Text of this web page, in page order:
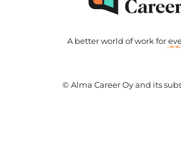
A better world of work for
© Alma Career Oy and its